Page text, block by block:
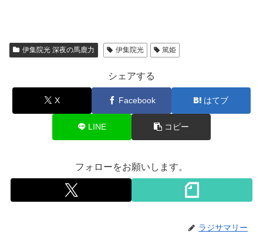
伊集院光 深夜の馬鹿力 伊集院光 篤姫
シェアする
X Facebook はてブ
LINE コピー
フォローをお願いします。
ラジサマリー